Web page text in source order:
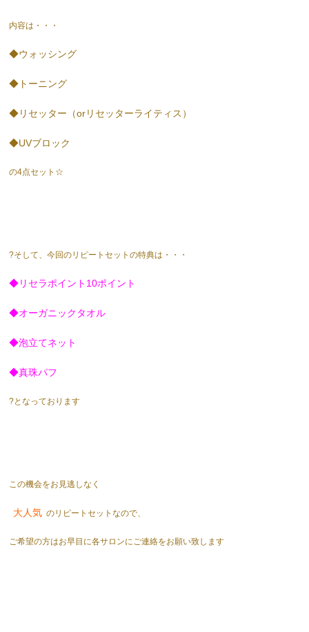
内容は・・・
◆ウォッシング
◆トーニング
◆リセッター（orリセッターライティス）
◆UVブロック
の4点セット☆
?そして、今回のリピートセットの特典は・・・
◆リセラポイント10ポイント
◆オーガニックタオル
◆泡立てネット
◆真珠パフ
?となっております
この機会をお見逃しなく
大人気 のリピートセットなので、
ご希望の方はお早目に各サロンにご連絡をお願い致します